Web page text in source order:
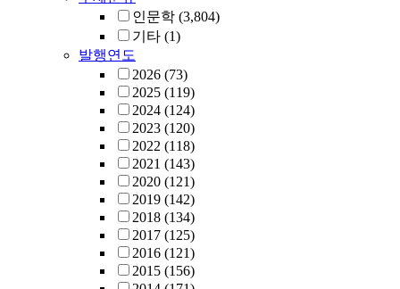
인문학 (3,804)
기타 (1)
발행연도
2026 (73)
2025 (119)
2024 (124)
2023 (120)
2022 (118)
2021 (143)
2020 (121)
2019 (142)
2018 (134)
2017 (125)
2016 (121)
2015 (156)